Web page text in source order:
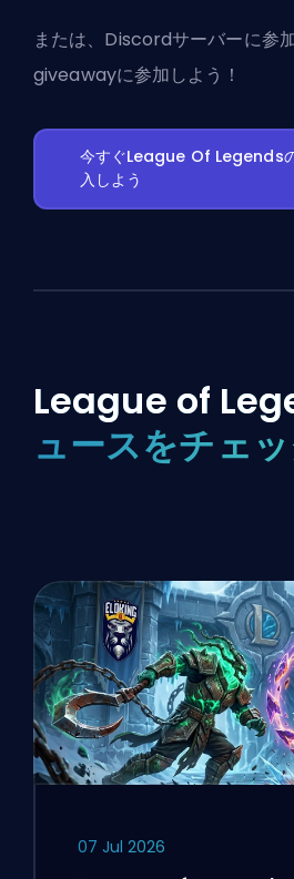
または、 Discordサーバーに参
giveawayに参加しよう！
今すぐLeague Of Legends
入しよう
League of
ュースをチェ
07 Jul 2026